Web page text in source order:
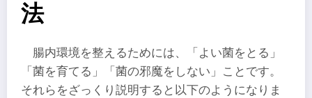
法
腸内環境を整えるためには、「よい菌をとる」
「菌を育てる」「菌の邪魔をしない」ことです。
それらをざっくり説明すると以下のようになりま